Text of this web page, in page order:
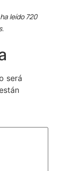
leído 720
será